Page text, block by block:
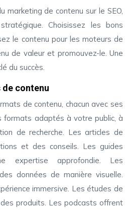
marketing de contenu sur le SEO,
Choisissez les bons
le contenu pour les moteurs de
de valeur et promouvez-le. Une
du succès.
de contenu
de contenu, chacun avec ses
formats adaptés à votre public, à
de recherche. Les articles de
et des conseils. Les guides
expertise approfondie. Les
données de manière visuelle.
immersive. Les études de
produits. Les podcasts offrent